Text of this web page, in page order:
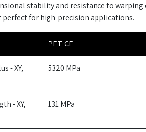
stability and resistance to
for high-precision applications.
PET-CF
- XY,
5320 MPa
- XY,
131 MPa